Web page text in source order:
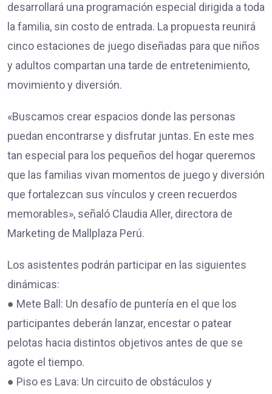
desarrollará una programación especial dirigida a toda
la familia, sin costo de entrada. La propuesta reunirá
cinco estaciones de juego diseñadas para que niños
y adultos compartan una tarde de entretenimiento,
movimiento y diversión.
«Buscamos crear espacios donde las personas
puedan encontrarse y disfrutar juntas. En este mes
tan especial para los pequeños del hogar queremos
que las familias vivan momentos de juego y diversión
que fortalezcan sus vínculos y creen recuerdos
memorables», señaló Claudia Aller, directora de
Marketing de Mallplaza Perú.
Los asistentes podrán participar en las siguientes
dinámicas:
● Mete Ball: Un desafío de puntería en el que los
participantes deberán lanzar, encestar o patear
pelotas hacia distintos objetivos antes de que se
agote el tiempo.
● Piso es Lava: Un circuito de obstáculos y